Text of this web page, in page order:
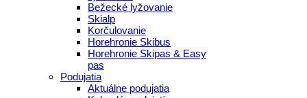
Bežecké lyžovanie
Skialp
Korčulovanie
Horehronie Skibus
Horehronie Skipas & Easy
pas
Podujatia
Aktuálne podujatia